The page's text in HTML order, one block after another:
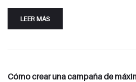
LEER MÁS
Cómo crear una campaña de